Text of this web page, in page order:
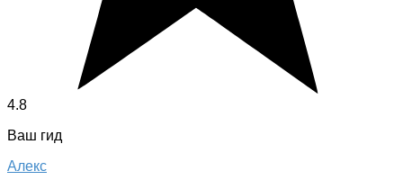
4.8
Ваш гид
Алекс